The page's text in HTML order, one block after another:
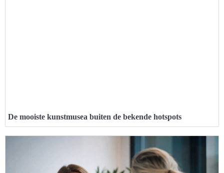
De mooiste kunstmusea buiten de bekende hotspots